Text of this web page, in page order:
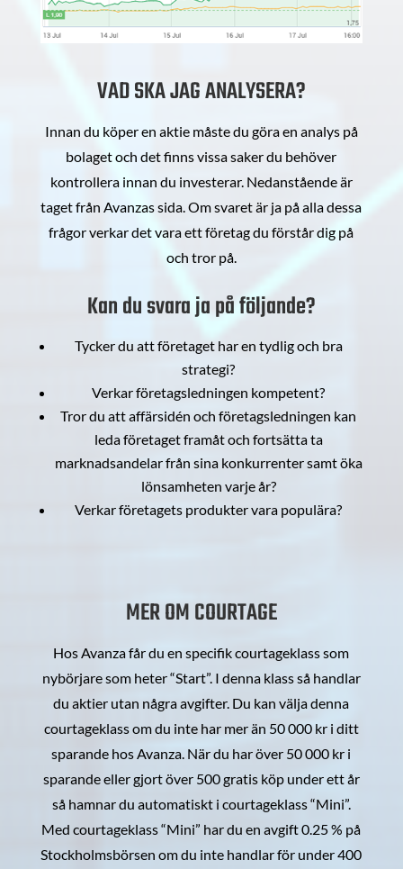
VAD SKA JAG ANALYSERA?
Innan du köper en aktie måste du göra en analys på
bolaget och det finns vissa saker du behöver
kontrollera innan du investerar. Nedanstående är
taget från Avanzas sida. Om svaret är ja på alla dessa
frågor verkar det vara ett företag du förstår dig på
och tror på.
Kan du svara ja på följande?
Tycker du att företaget har en tydlig och bra
strategi?
Verkar företagsledningen kompetent?
Tror du att affärsidén och företagsledningen kan
leda företaget framåt och fortsätta ta
marknadsandelar från sina konkurrenter samt öka
lönsamheten varje år?
Verkar företagets produkter vara populära?
MER OM COURTAGE
Hos Avanza får du en specifik courtageklass som
nybörjare som heter “Start”. I denna klass så handlar
du aktier utan några avgifter. Du kan välja denna
courtageklass om du inte har mer än 50 000 kr i ditt
sparande hos Avanza. När du har över 50 000 kr i
sparande eller gjort över 500 gratis köp under ett år
så hamnar du automatiskt i courtageklass “Mini”.
Med courtageklass “Mini” har du en avgift 0.25 % på
Stockholmsbörsen om du inte handlar för under 400